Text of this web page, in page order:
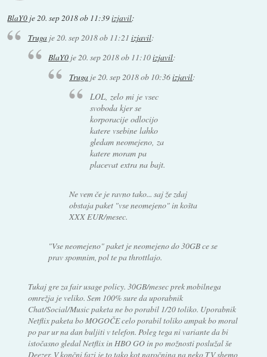
BlaY0 je20. sep 2018 ob 11:39izjavil:
Trugaje20. sep 2018 ob 11:21 izjavil:
BlaY0 je20. sep 2018 ob 11:10izjavil:
Trugaje 20. sep 2018 ob 10:36izjavil:
LOL, zelo mi je vsec
svoboda kjer se
korporacije odlocijo
katere vsebine lahko
gledam neomejeno, za
katere moram pa
placevat extra na bajt.
Ne vem če je ravno tako... saj že zdaj
obstaja paket "vse neomejeno" in košta
XXX EUR/mesec.
"Vse neomejeno" paket je neomejeno do 30GB ce se
prav spomnim, pol te pa throttlajo.
Tukaj gre za fair usage policy. 30GB/mesec prek mobilnega
omrežja je veliko. Sem 100% sure da uporabnik
Chat/Social/Music paketa ne bo porabil 1/20 toliko. Uporabnik
Netflix paketa bo MOGOČE celo porabil toliko ampak bo moral
po par ur na dan buljiti v telefon. Poleg tega ni variante da bi
istočasno gledal Netflix in HBO GO in po možnosti poslužal še
Deezer. V končni fazi je to tako kot naročnina na neko TV shemo